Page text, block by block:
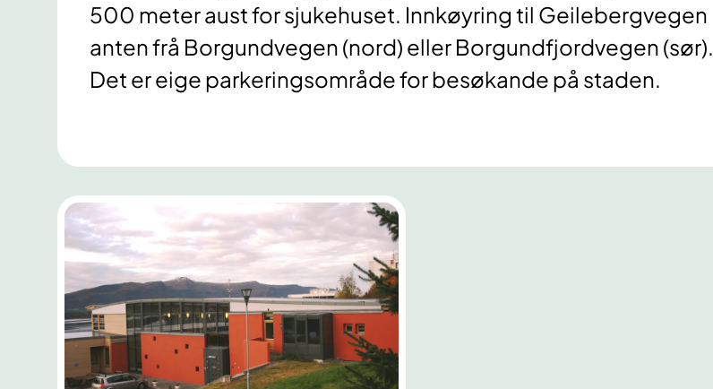
500 meter aust for sjukehuset. Innkøyring til Geilebergvegen
anten frå Borgundvegen (nord) eller Borgundfjordvegen (sør).
Det er eige parkeringsområde for besøkande på staden.